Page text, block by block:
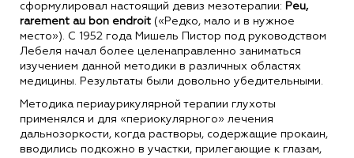
сформулировал настоящий девиз мезотерапии: Peu,
rarement au bon endroit («Редко, мало и в нужное
место»). С 1952 года Мишель Пистор под руководством
Лебеля начал более целенаправленно заниматься
изучением данной методики в различных областях
медицины. Результаты были довольно убедительными.
Методика периаурикулярной терапии глухоты
применялся и для «периокулярного» лечения
дальнозоркости, когда растворы, содержащие прокаин,
вводились подкожно в участки, прилегающие к глазам,